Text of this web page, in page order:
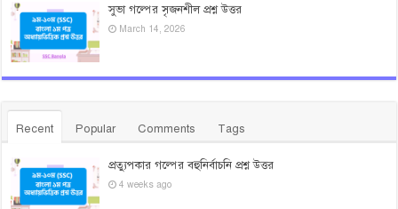
সুভা গল্পের সৃজনশীল প্রশ্ন উত্তর
March 14, 2026
Recent Popular Comments Tags
প্রত্যুপকার গল্পের বহুনির্বাচনি প্রশ্ন উত্তর
4 weeks ago